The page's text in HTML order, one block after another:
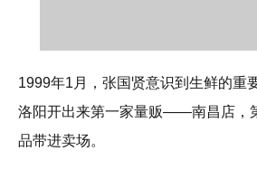
1999年1月，张国贤意识到生鲜的重
洛阳开出来第一家量贩——南昌店，
品带进卖场。